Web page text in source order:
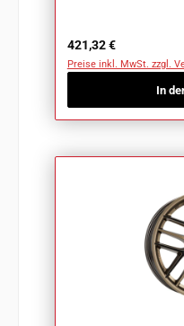
Regulärer Preis:
421,32 €
Preise inkl. MwSt. zzgl.
In